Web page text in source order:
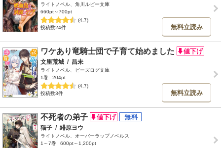
ライトノベル、角川ルビー文庫
660pt～700pt
(4.7)
投稿数24件
無料立読み
ワケあり竜騎士団で子育て始めました
文里荒城 / 昌未
ライトノベル、ビーズログ文庫
1巻
204pt
(4.7)
投稿数3件
無料立読み
不死者の弟子
猫子 / 緋原ヨウ
ライトノベル、オーバーラップノベルス
1～7巻
600pt～1,200pt